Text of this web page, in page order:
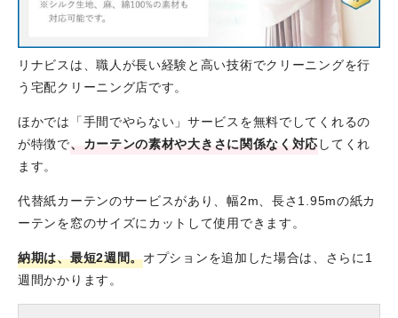
リナビスは、職人が長い経験と高い技術でクリーニングを行
う宅配クリーニング店です。
ほかでは「手間でやらない」サービスを無料でしてくれるの
が特徴で、カーテンの素材や大きさに関係なく対応してくれ
ます。
代替紙カーテンのサービスがあり、幅2m、長さ1.95mの紙カ
ーテンを窓のサイズにカットして使用できます。
納期は、最短2週間。オプションを追加した場合は、さらに1
週間かかります。